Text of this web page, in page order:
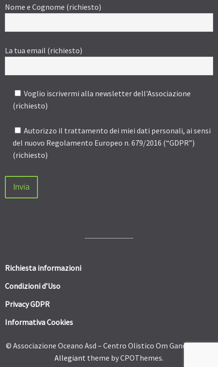
Nome e Cognome (richiesto)
La tua email (richiesto)
Voglio iscrivermi alla newsletter dell'Associazione
(richiesto)
Autorizzo il trattamento dei miei dati personali, ai sensi
del nuovo Regolamento Europeo n. 679/2016 (“GDPR”)
(richiesto)
Richiesta informazioni
Condizioni d’Uso
Privacy GDPR
Informativa Cookies
© Associazione Oceano Asd – Centro Olistico Om Ganesh 2026.
Allegiant theme by CPOThemes.